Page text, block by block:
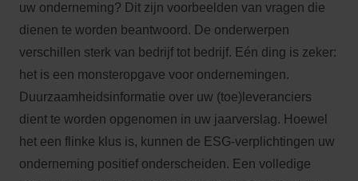
uw onderneming? Dit zijn voorbeelden van vragen die
dienen te worden beantwoord. De onderwerpen
verschillen sterk van bedrijf tot bedrijf. Eén ding is zeker:
het is een monsteropgave voor ondernemingen.
Duurzaamheidsinformatie over uw (toe)leveranciers
dient te worden opgenomen in uw jaarverslag. Hoewel
het een flinke klus is, kunnen de ESG-verplichtingen uw
onderneming positief onderscheiden. Een volledige